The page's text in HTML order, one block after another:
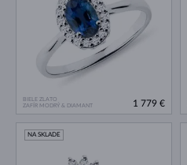
BIELE ZLATO
ZAFÍR MODRÝ & DIAMANT
1 779 €
NA SKLADE